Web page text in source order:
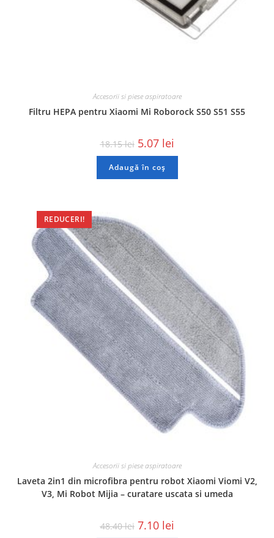
Accesorii si piese aspiratoare
Filtru HEPA pentru Xiaomi Mi Roborock S50 S51 S55
18.15lei 5.07 lei
Adaugă în coș
REDUCERI!
Accesorii si piese aspiratoare
Laveta 2in1 din microfibra pentru robot Xiaomi Viomi V2,
V3, Mi Robot Mijia – curatare uscata si umeda
48.40lei 7.10 lei